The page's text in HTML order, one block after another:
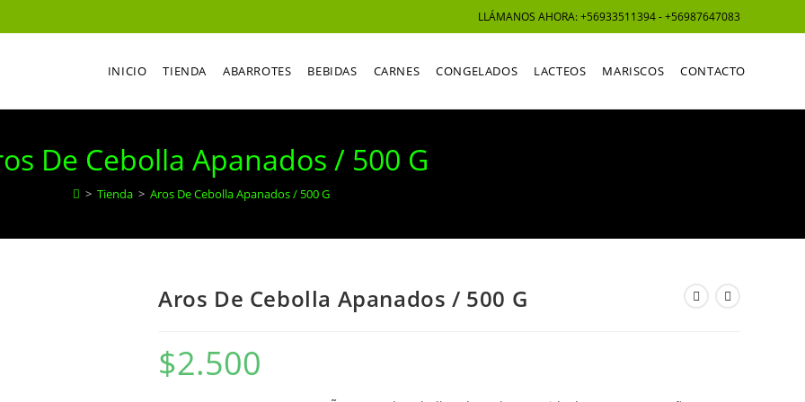
LLÁMANOS AHORA: +56933511394 - +56987647083
INICIO TIENDA ABARROTES BEBIDAS CARNES CONGELADOS LACTEOS MARISCOS CONTACTO
De Cebolla Apanados / 500 G
> Tienda > Aros De Cebolla Apanados / 500 G
Aros De Cebolla Apanados / 500 G
$2.500